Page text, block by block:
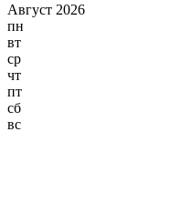
Август 2026
пн
вт
ср
чт
пт
сб
вс